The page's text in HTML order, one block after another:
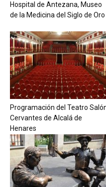
Hospital de Antezana, Museo
de la Medicina del Siglo de Oro
Programación del Teatro
Cervantes de Alcalá de
Henares